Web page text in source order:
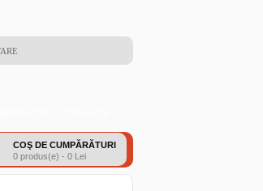
COŞ DE CUMPĂRĂTURI
0 produs(e) - 0 Lei